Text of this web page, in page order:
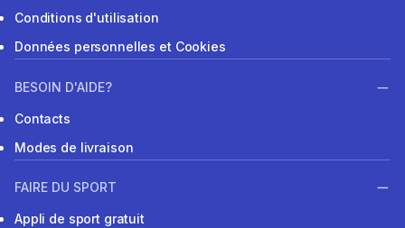
Conditions d'utilisation
Données personnelles et Cookies
BESOIN D'AIDE?
Contacts
Modes de livraison
FAIRE DU SPORT
Appli de sport gratuit